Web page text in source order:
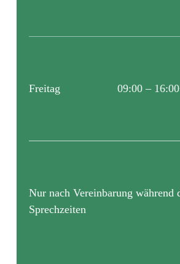
Freitag 09:00 –
Nur nach Vereinbarung während
Sprechzeiten